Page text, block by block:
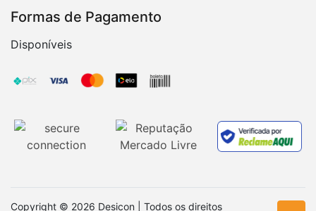
Formas de Pagamento
Disponíveis
Copyright © 2026 Desicon | Todos os direitos